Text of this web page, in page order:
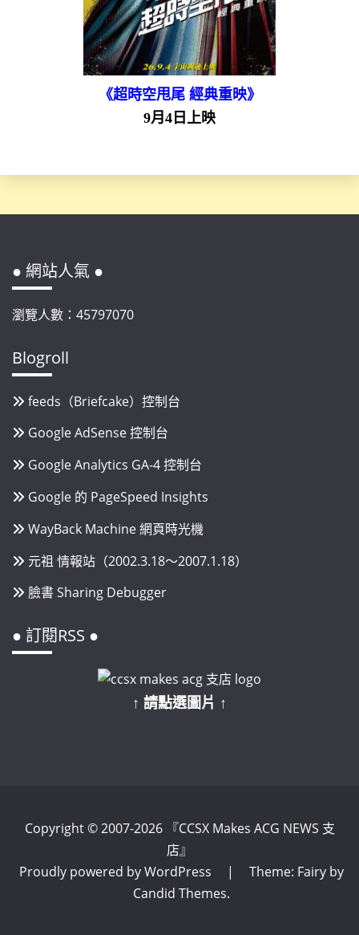
《超時空甩尾 經典重映》
9月4日上映
● 網站人氣 ●
瀏覽人數：45797070
Blogroll
feeds（Briefcake）控制台
Google AdSense 控制台
Google Analytics GA-4 控制台
Google 的 PageSpeed Insights
WayBack Machine 網頁時光機
元祖 情報站（2002.3.18～2007.1.18）
臉書 Sharing Debugger
● 訂閱RSS ●
↑ 請點選圖片 ↑
Copyright © 2007-2026 『CCSX Makes ACG NEWS 支
店』
Proudly powered by WordPress
|
Theme: Fairy by
Candid Themes.